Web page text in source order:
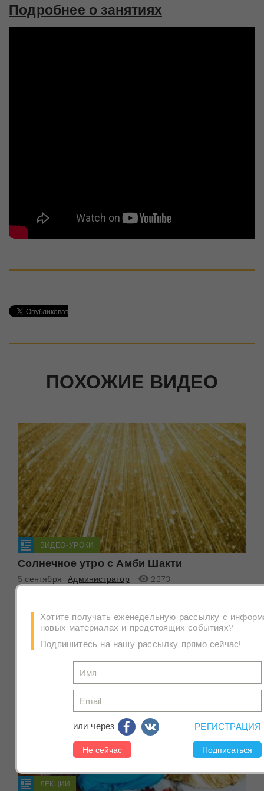
Подробнее о занятиях
ПОХОЖИЕ ВИДЕО
ВИДЕО-УРОКИ
Солнечное утро с Амби Шакти
5 сентября Администратор
2373
Регистрируйтесь на следующее бесплатное занятие
гималайской йогой с Амби Шакти 7 сентября в 7:30
ЛЕКЦИИ
Хотите получать еженедельную рассылку с
новых материалах и предстоящих событиях?
Подпишитесь на нашу рассылку прямо сейчас!
или через РЕГИСТРАЦИЯ